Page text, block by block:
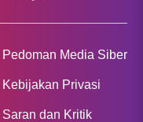
Pedoman Media Siber
Kebijakan Privasi
Saran dan Kritik